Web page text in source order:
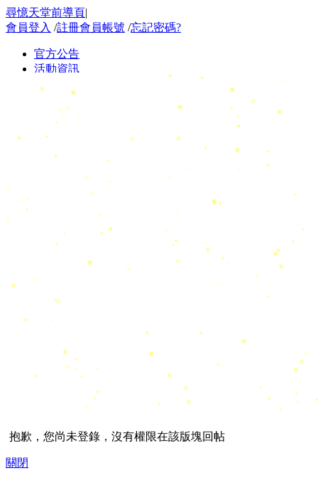
尋憶天堂前導頁|
會員登入 /註冊會員帳號 /忘記密碼?
抱歉，您尚未登錄，沒有權限在該版塊回帖
關閉